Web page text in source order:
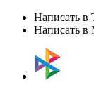
Написать в
Написать в